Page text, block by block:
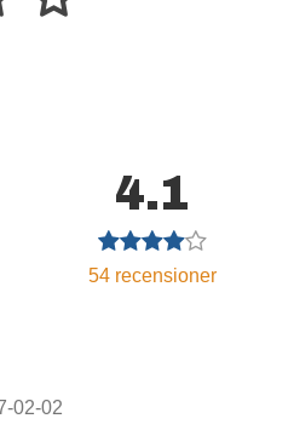
4.1
54 recensioner
02-02